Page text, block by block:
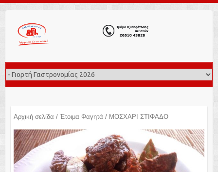
Αρχική σελίδα / Έτοιμα Φαγητά / ΜΟΣΧΑΡΙ ΣΤΙΦΑΔΟ